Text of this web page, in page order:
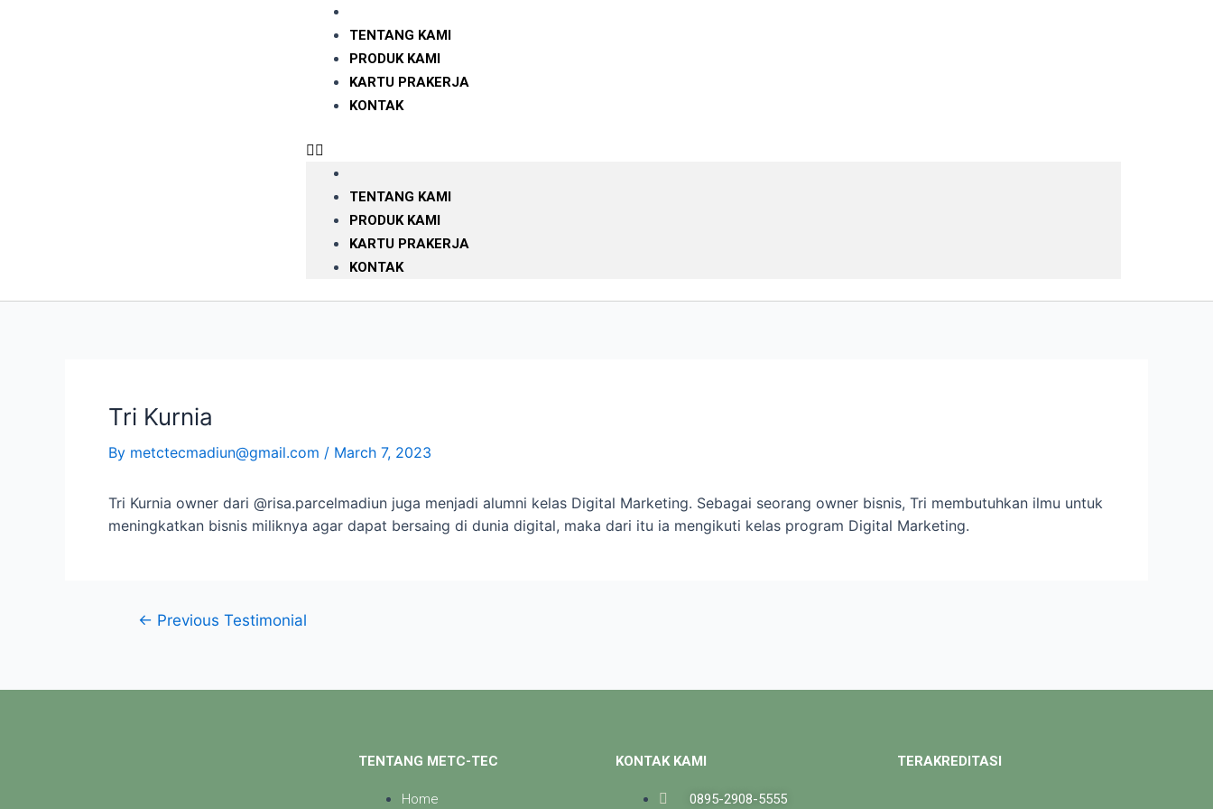
TENTANG KAMI
PRODUK KAMI
KARTU PRAKERJA
KONTAK
TENTANG KAMI
PRODUK KAMI
KARTU PRAKERJA
KONTAK
Tri Kurnia
By metctecmadiun@gmail.com / March 7, 2023
Tri Kurnia owner dari @risa.parcelmadiun juga menjadi alumni kelas Digital Marketing. Sebagai seorang owner bisnis, Tri membutuhkan ilmu untuk
meningkatkan bisnis miliknya agar dapat bersaing di dunia digital, maka dari itu ia mengikuti kelas program Digital Marketing.
← Previous Testimonial
TENTANG METC-TEC
Home
KONTAK KAMI
0895-2908-5555
TERAKREDITASI